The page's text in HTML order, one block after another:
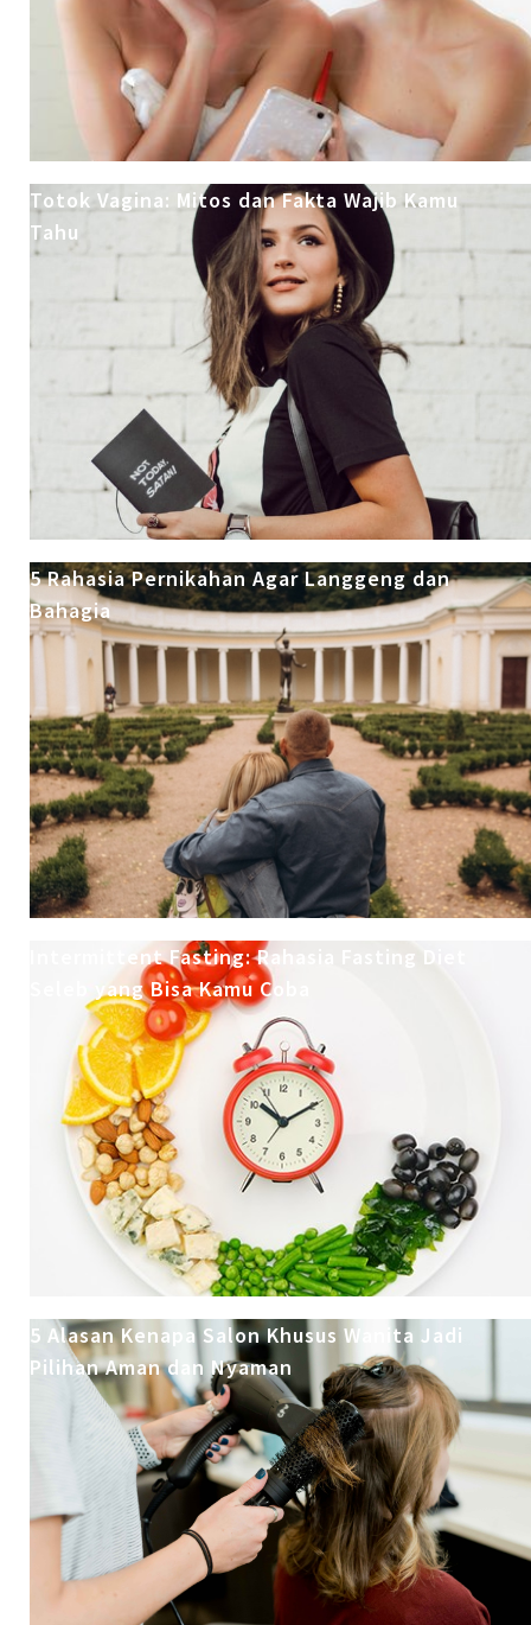
Totok Vagina: Mitos dan Fakta Wajib Kamu
Tahu
5 Rahasia Pernikahan Agar Langgeng dan
Bahagia
Intermittent Fasting: Rahasia Fasting Diet
Seleb yang Bisa Kamu Coba
5 Alasan Kenapa Salon Khusus Wanita Jadi
Pilihan Aman dan Nyaman